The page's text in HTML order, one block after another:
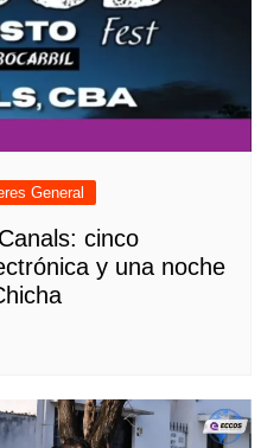
General
cinco
y una noche